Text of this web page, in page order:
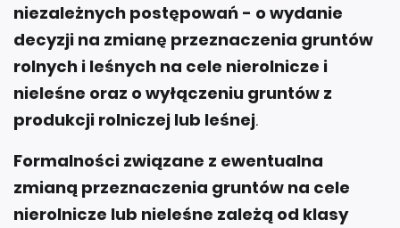
niezależnych postępowań - o wydanie
decyzji na zmianę przeznaczenia gruntów
rolnych i leśnych na cele nierolnicze i
nieleśne oraz o wyłączeniu gruntów z
produkcji rolniczej lub leśnej.
Formalności związane z ewentualna
zmianą przeznaczenia gruntów na cele
nierolnicze lub nieleśne zależą od klasy